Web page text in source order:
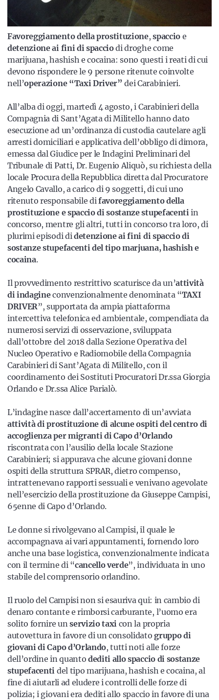
Favoreggiamento della prostituzione,spaccioe
detenzione ai fini di spacciodi droghe come
marijuana, hashish e cocaina: sono questi i reati di cui
devono rispondere le 9 persone ritenute coinvolte
nell’operazione “Taxi Driver” dei Carabinieri.
All’alba di oggi, martedì 4 agosto, i Carabinieri della
Compagnia di Sant’Agata di Militello hanno dato
esecuzione ad un’ordinanza di custodia cautelare agli
arresti domiciliari e applicativa dell’obbligo di dimora,
emessa dal Giudice per le Indagini Preliminari del
Tribunale di Patti, Dr. Eugenio Aliquò, su richiesta della
locale Procura della Repubblica diretta dal Procuratore
Angelo Cavallo, a carico di 9 soggetti, di cui uno
ritenuto responsabile di favoreggiamento della
prostituzione e spaccio di sostanze stupefacenti in
concorso, mentre gli altri, tutti in concorso tra loro, di
plurimi episodi di detenzione ai fini di spaccio di
sostanze stupefacenti del tipo marjuana, hashish e
cocaina.
Il provvedimento restrittivo scaturisce da un’attività
di indagineconvenzionalmente denominata “TAXI
DRIVER”, supportata da ampia piattaforma
intercettiva telefonica ed ambientale, compendiata da
numerosi servizi di osservazione, sviluppata
dall’ottobre del 2018 dalla Sezione Operativa del
Nucleo Operativo e Radiomobile della Compagnia
Carabinieri di Sant’Agata di Militello, con il
coordinamento dei Sostituti Procuratori Dr.ssa Giorgia
Orlando e Dr.ssa Alice Parialò.
L’indagine nasce dall’accertamento di un’avviata
attività di prostituzione di alcune ospiti del centro di
accoglienza per migranti di Capo d’Orlando
riscontrata con l’ausilio della locale Stazione
Carabinieri; si appurava che alcune giovani donne
ospiti della struttura SPRAR, dietro compenso,
intrattenevano rapporti sessuali e venivano agevolate
nell’esercizio della prostituzione da Giuseppe Campisi,
65enne di Capo d’Orlando.
Le donne si rivolgevano al Campisi, il quale le
accompagnava ai vari appuntamenti, fornendo loro
anche una base logistica, convenzionalmente indicata
con il termine di “cancello verde”, individuata in uno
stabile del comprensorio orlandino.
Il ruolo del Campisi non si esauriva qui: in cambio di
denaro contante e rimborsi carburante, l’uomo era
solito fornire unservizio taxi con la propria
autovettura in favore di un consolidatogruppo di
giovani di Capo d’Orlando, tutti noti alle forze
dell’ordine in quanto dediti allo spaccio di sostanze
stupefacenti del tipo marijuana, hashish e cocaina, al
fine di aiutarli ad eludere i controlli delle forze di
polizia; i giovani era dediti allo spaccio in favore di una